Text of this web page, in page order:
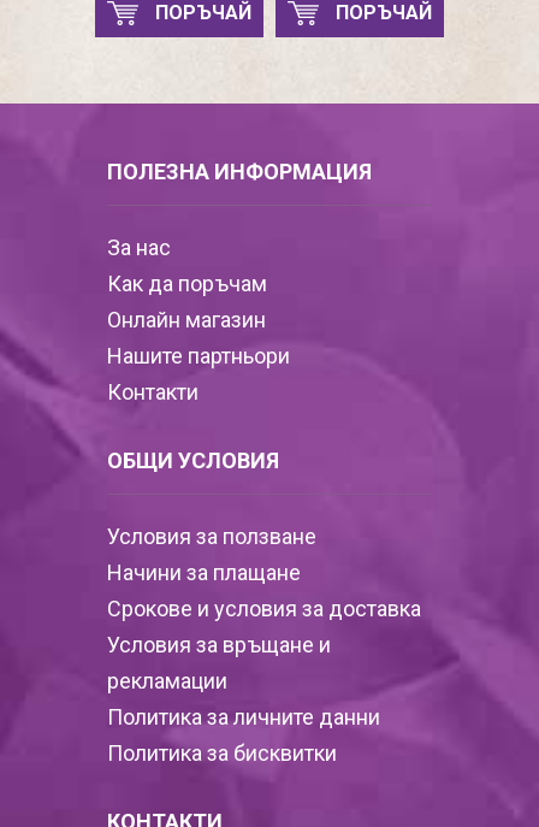
ПОРЪЧАЙ ПОРЪЧАЙ
ПОЛЕЗНА ИНФОРМАЦИЯ
За нас
Как да поръчам
Онлайн магазин
Нашите партньори
Контакти
ОБЩИ УСЛОВИЯ
Условия за ползване
Начини за плащане
Срокове и условия за доставка
Условия за връщане и
рекламации
Политика за личните данни
Политика за бисквитки
КОНТАКТИ